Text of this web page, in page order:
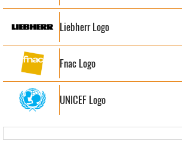
Liebherr Logo
Fnac Logo
UNICEF Logo